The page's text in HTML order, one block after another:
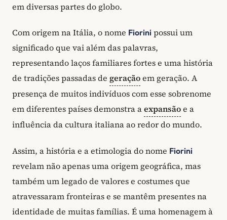
em diversas partes do globo.
Com origem na Itália, o nome Fiorini possui um
significado que vai além das palavras,
representando laços familiares fortes e uma história
de tradições passadas de geraçãoem geração. A
presença de muitos indivíduos com esse sobrenome
em diferentes países demonstra aexpansãoe a
influência da cultura italiana ao redor do mundo.
Assim, a história e a etimologia do nome Fiorini
revelam não apenas uma origem geográfica, mas
também um legado de valores e costumes que
atravessaram fronteiras e se mantêm presentes na
identidade de muitas famílias. É uma homenagem à